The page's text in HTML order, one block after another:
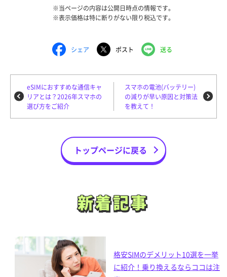
※当ページの内容は公開日時点の情報です。
※表示価格は特に断りがない限り税込です。
シェア ポスト 送る
eSIMにおすすめな通信キャ
リアとは？2026年スマホの
選び方をご紹介
スマホの電池(バッテリー)
の減りが早い原因と対策法
を教えて！
トップページに戻る
新着記事
新着記事
格安SIMのデメリット10選を一挙
に紹介！乗り換えるならココは注